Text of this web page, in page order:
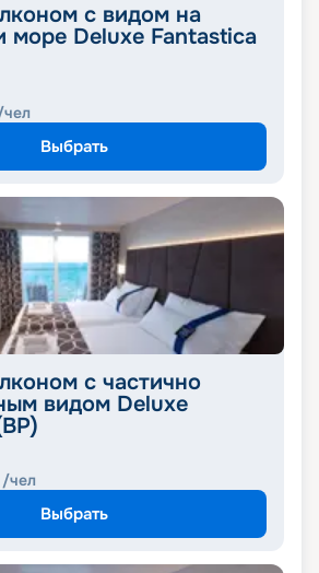
с видом на
море Deluxe Fantastica
Выбрать
с частично
видом Deluxe
/чел
Выбрать